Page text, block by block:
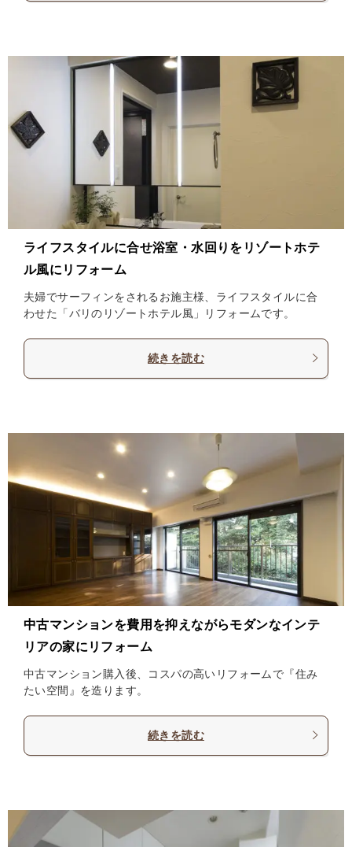
ライフスタイルに合せ浴室・水回りをリゾートホテ
ル風にリフォーム
夫婦でサーフィンをされるお施主様、ライフスタイルに合
わせた「バリのリゾートホテル風」リフォームです。
続きを読む
中古マンションを費用を抑えながらモダンなインテ
リアの家にリフォーム
中古マンション購入後、コスパの高いリフォームで『住み
たい空間』を造ります。
続きを読む